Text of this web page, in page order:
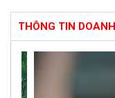
THÔNG TIN